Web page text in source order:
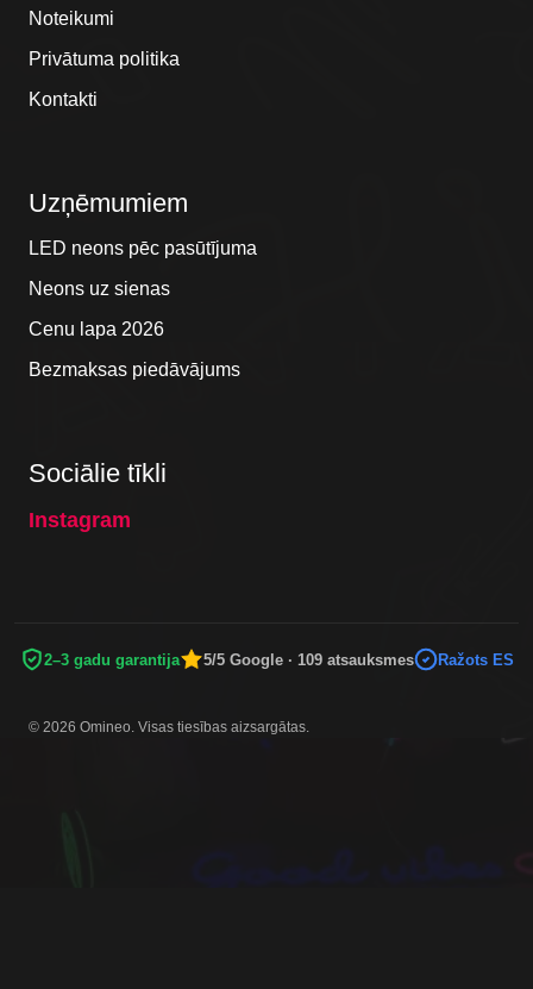
Noteikumi
Privātuma politika
Kontakti
Uzņēmumiem
LED neons pēc pasūtījuma
Neons uz sienas
Cenu lapa 2026
Bezmaksas piedāvājums
Sociālie tīkli
Instagram
2–3 gadu garantija 5/5 Google · 109 atsauksmes Ražots ES
© 2026 Omineo. Visas tiesības aizsargātas.